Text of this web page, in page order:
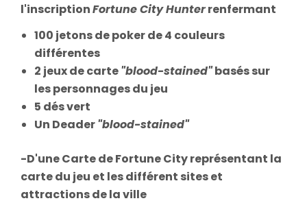
l'inscriptionFortune City Hunterrenfermant
100 jetons de poker de 4 couleurs
différentes
2 jeux de carte"blood-stained"basés sur
les personnages du jeu
5 dés vert
Un Deader"blood-stained"
-D'une Carte de Fortune City représentant la
carte du jeu et les différent sites et
attractions de la ville